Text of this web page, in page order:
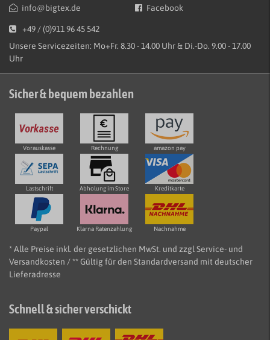
info@bigtex.de Facebook
+49 / (0)911 96 45 542
Unsere Servicezeiten: Mo+Fr. 8.30 - 14.00 Uhr & Di.-Do. 9.00 - 17.00
Uhr
Sicher & bequem bezahlen
Vorauskasse Rechnung amazon pay
Lastschrift Abholung im Store Kreditkarte
Paypal Klarna Ratenzahlung Nachnahme
* Alle Preise inkl. der gesetzlichen MwSt. und zzgl Service- und
Versandkosten / ** Gültig für den Standardversand mit deutscher
Lieferadresse
Schnell & sicher verschickt